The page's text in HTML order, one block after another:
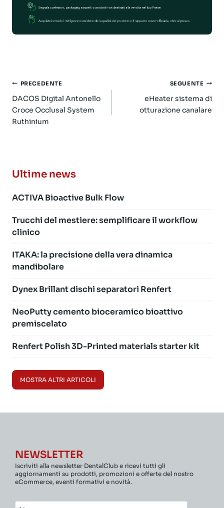
Navigazione
articoli
PRECEDENTE
DACOS Digital Antonello
Croce Occlusal System
Ruthinium
SEGUENTE
eHeater sistema di
otturazione canalare
Ultime news
ACTIVA Bioactive Bulk Flow
Trucchi del mestiere: semplificare il workflow
clinico
ITAKA: la precisione della vera dinamica
mandibolare
Dynex Brillant dischi separatori Renfert
NeoPutty cemento bioceramico bioattivo
premiscelato
Renfert Polish 3D-Printed materials starter kit
MOSTRA ALTRI ARTICOLI
NEWSLETTER
Iscriviti alla newsletter DentalClub e ricevi tutti gli
aggiornamenti su prodotti, promozioni e offerte del nostro
eCommerce, eventi formativi e novità.